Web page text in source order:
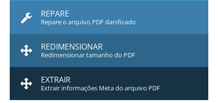
REPARE
Repare o arquivo PDF danificado
REDIMENSIONAR
Redimensionar tamanho do PDF
EXTRAIR
Extrair informações Meta do arquivo PDF